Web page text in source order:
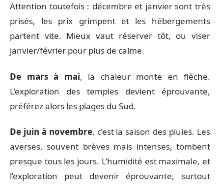
Attention toutefois : décembre et janvier sont très
prisés, les prix grimpent et les hébergements
partent vite. Mieux vaut réserver tôt, ou viser
janvier/février pour plus de calme.
De mars à mai, la chaleur monte en flèche.
L’exploration des temples devient éprouvante,
préférez alors les plages du Sud.
De juin à novembre, c’est la saison des pluies. Les
averses, souvent brèves mais intenses, tombent
presque tous les jours. L’humidité est maximale, et
l’exploration peut devenir éprouvante, surtout